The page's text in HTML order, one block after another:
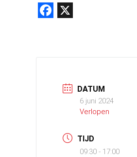
DATUM
6 juni 2024
Verlopen
TIJD
09:30 - 17:00